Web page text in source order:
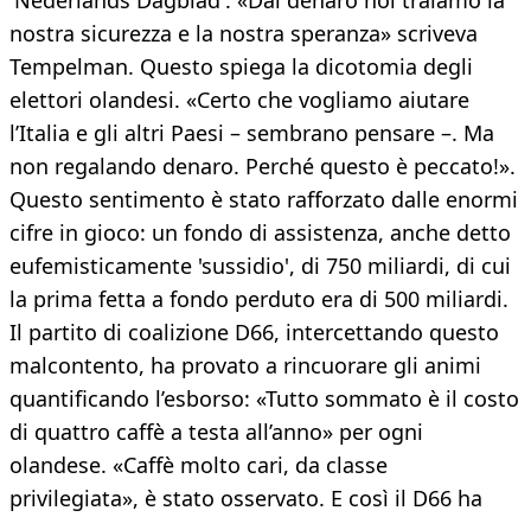
nostra sicurezza e la nostra speranza» scriveva
Tempelman. Questo spiega la dicotomia degli
elettori olandesi. «Certo che vogliamo aiutare
l’Italia e gli altri Paesi – sembrano pensare –. Ma
non regalando denaro. Perché questo è peccato!».
Questo sentimento è stato rafforzato dalle enormi
cifre in gioco: un fondo di assistenza, anche detto
eufemisticamente 'sussidio', di 750 miliardi, di cui
la prima fetta a fondo perduto era di 500 miliardi.
Il partito di coalizione D66, intercettando questo
malcontento, ha provato a rincuorare gli animi
quantificando l’esborso: «Tutto sommato è il costo
di quattro caffè a testa all’anno» per ogni
olandese. «Caffè molto cari, da classe
privilegiata», è stato osservato. E così il D66 ha